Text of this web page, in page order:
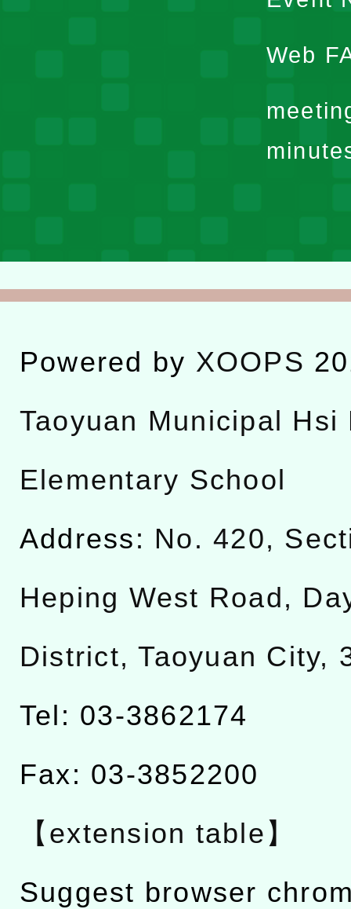
Web
Powered by XOOPS
Taoyuan Municipal Hsi
Elementary School
Address: No. 420,
Heping West Road,
District, Taoyuan City,
Tel: 03-3862174
Fax: 03-3852200
【extension table】
Suggest browser